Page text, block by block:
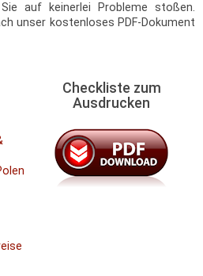
auf keinerlei Probleme stoßen.
unser kostenloses PDF-Dokument
Checkliste zum
Ausdrucken